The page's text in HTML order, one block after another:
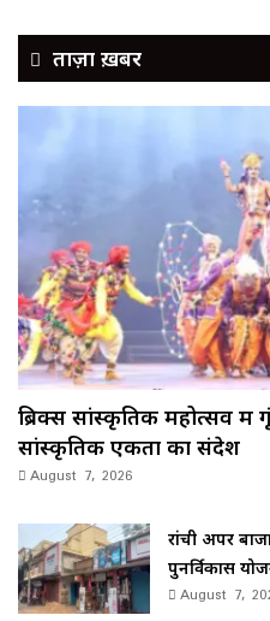
ताज़ा ख़बर
ब्रिक्स सांस्कृतिक महोत्सव में
सांस्कृतिक एकता का संदेश
August 7, 2026
रांची अपर
पुनर्विकास
August 7,